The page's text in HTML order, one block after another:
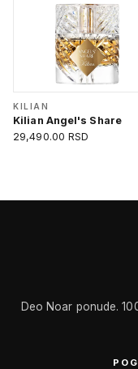
KILIAN
Kilian Angel's Share
29,490.00 RSD
Deo Noar ponude.